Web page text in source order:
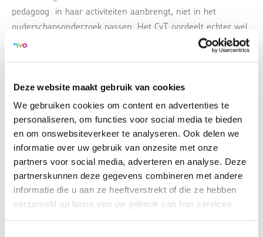
Deze website maakt gebruik van cookies
We gebruiken cookies om content en advertenties te
personaliseren, om functies voor social media te bieden
en om onswebsiteverkeer te analyseren. Ook delen we
informatie over uw gebruik van onzesite met onze
partners voor social media, adverteren en analyse. Deze
partnerskunnen deze gegevens combineren met andere
informatie die u aan ze heeftverstrekt of die ze hebben
verzameld op basis van uw gebruik van hun services.
pedagoog in haar activiteiten aanbrengt, niet in het
ouderschapsonderzoek passen. Het CvT oordeelt echter wel
dat de pedagoog voorafgaand aan haar rolwisseling - d.w.z.
wanneer zij haar advies inzake hulpverlening voor het kind
gemaakt op welke overwegingen zij dit stoelde en dat in die
overwegingen voor haar het belang van het kind leidend
was.
Uitspraak CvT 10-02 PDF - 205.92 KB